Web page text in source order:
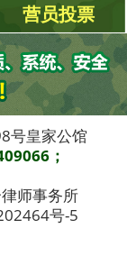
营员投票
号皇家公馆
；
师事务所
号-5